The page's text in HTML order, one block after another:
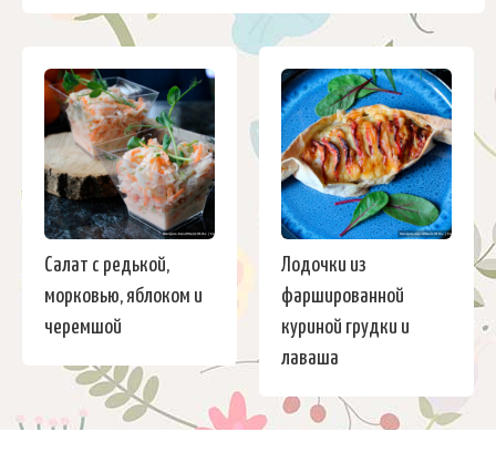
Салат с редькой,
морковью, яблоком и
черемшой
Лодочки из
фаршированной
куриной грудки и
лаваша